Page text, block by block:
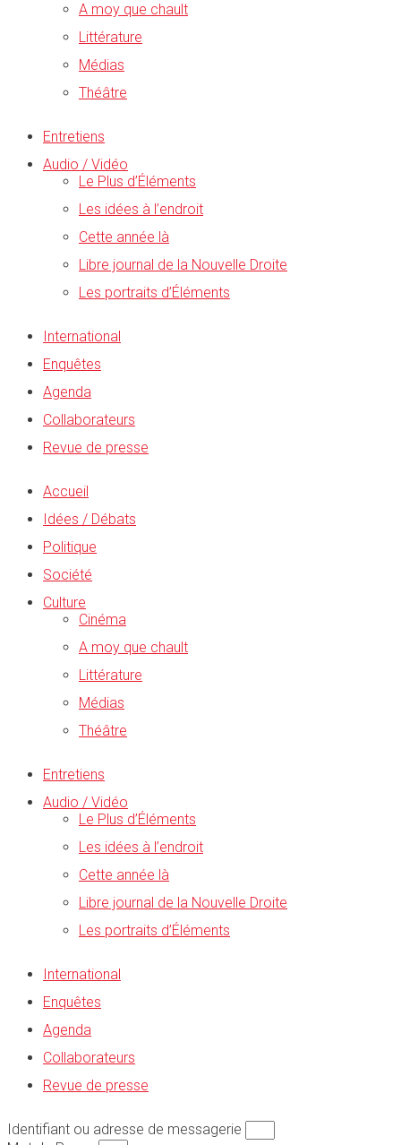
A moy que chault
Littérature
Médias
Théâtre
Entretiens
Audio / Vidéo
Le Plus d’Éléments
Les idées à l’endroit
Cette année là
Libre journal de la Nouvelle Droite
Les portraits d’Éléments
International
Enquêtes
Agenda
Collaborateurs
Revue de presse
Accueil
Idées / Débats
Politique
Société
Culture
Cinéma
A moy que chault
Littérature
Médias
Théâtre
Entretiens
Audio / Vidéo
Le Plus d’Éléments
Les idées à l’endroit
Cette année là
Libre journal de la Nouvelle Droite
Les portraits d’Éléments
International
Enquêtes
Agenda
Collaborateurs
Revue de presse
Identifiant ou adresse de messagerie